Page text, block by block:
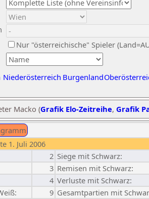
Nur "österreichische" Spieler
Niederösterreich Burgenland
Macko (Grafik Elo-Zeitreihe, Grafik
1. Juli 2006
2 Siege mit Schwarz:
3 Remisen mit Schwarz:
4 Verluste mit Schwarz:
9 Gesamtpartien mit